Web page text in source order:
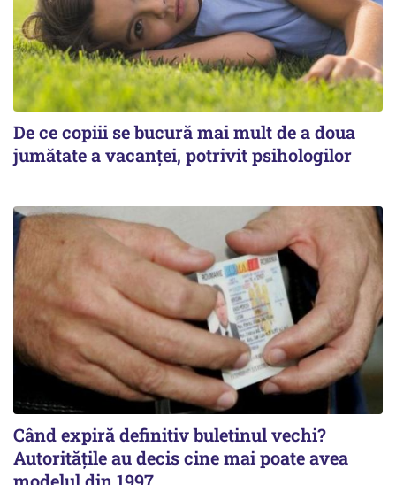
De ce copiii se bucură mai mult de a doua
jumătate a vacanței, potrivit psihologilor
Când expiră definitiv buletinul vechi?
Autoritățile au decis cine mai poate avea